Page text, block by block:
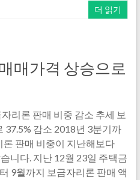
더 읽기
매가격 상승으로
리론 판매 비중 감소 추세 보
37.5% 감소 2018년 3분기까
판매 비중이 지난해보다
니다. 지난 12월 23일 주택금
9월까지 보금자리론 판매 액